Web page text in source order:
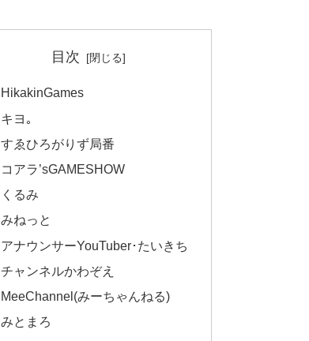
目次
HikakinGames
キヨ｡
すゑひろがりず局番
コアラ’sGAMESHOW
くるみ
みねっと
アナウンサーYouTuber･たいきち
チャンネルかわぞえ
MeeChannel(みーちゃんねる)
みとまろ